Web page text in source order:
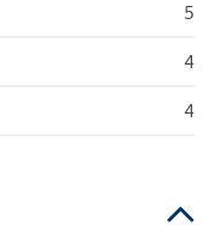
5
4
4